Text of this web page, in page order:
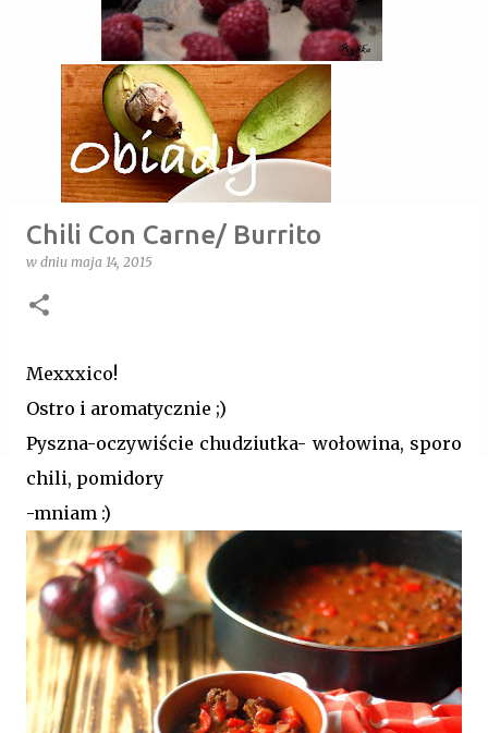
Chili Con Carne/ Burrito
w dniu maja 14, 2015
Mexxxico!
Ostro i aromatycznie ;)
Pyszna-oczywiście chudziutka- wołowina, sporo
chili, pomidory
-mniam :)